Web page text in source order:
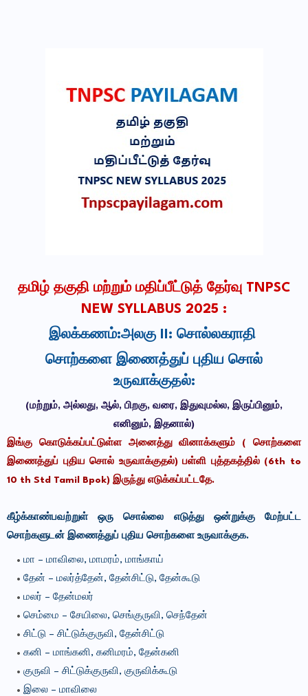
தமிழ்‌ தகுதி மற்றும்‌ மதிப்பீட்டுத்‌ தேர்வு TNPSC
NEW SYLLABUS 2025 :
இலக்கணம்:அலகு II: சொல்லகராதி
சொற்களை இணைத்துப் புதிய சொல்
உருவாக்குதல்:
(மற்றும், அல்லது, ஆல், பிறகு, வரை, இதுவுமல்ல, இருப்பினும்,
எனினும், இதனால்)
இங்கு கொடுக்கப்பட்டுள்ள அனைத்து வினாக்களும் ( சொற்களை
இணைத்துப் புதிய சொல் உருவாக்குதல்) பள்ளி புத்தகத்தில் (6th to
10 th Std Tamil Bpok) இருந்து எடுக்கப்பட்டதே.
கீழ்க்காண்பவற்றுள் ஒரு சொல்லை எடுத்து ஒன்றுக்கு மேற்பட்ட
சொற்களுடன் இணைத்துப் புதிய சொற்களை உருவாக்குக.
மா – மாவிலை, மாமரம், மாங்காய்
தேன் – மலர்த்தேன், தேன்சிட்டு, தேன்கூடு
மலர் – தேன்மலர்
செம்மை – சேயிலை, செங்குருவி, செந்தேன்
சிட்டு – சிட்டுக்குருவி, தேன்சிட்டு
கனி – மாங்கனி, கனிமரம், தேன்கனி
குருவி – சிட்டுக்குருவி, குருவிக்கூடு
இலை – மாவிலை